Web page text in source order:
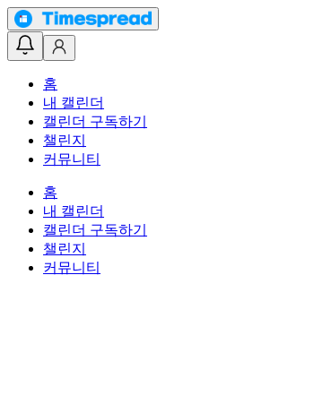
홈
내 캘린더
캘린더 구독하기
챌린지
커뮤니티
홈
내 캘린더
캘린더 구독하기
챌린지
커뮤니티